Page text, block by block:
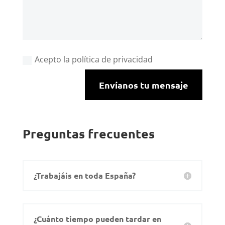
Acepto la política de privacidad
Envíanos tu mensaje
Preguntas frecuentes
¿Trabajáis en toda España?
¿Cuánto tiempo pueden tardar en